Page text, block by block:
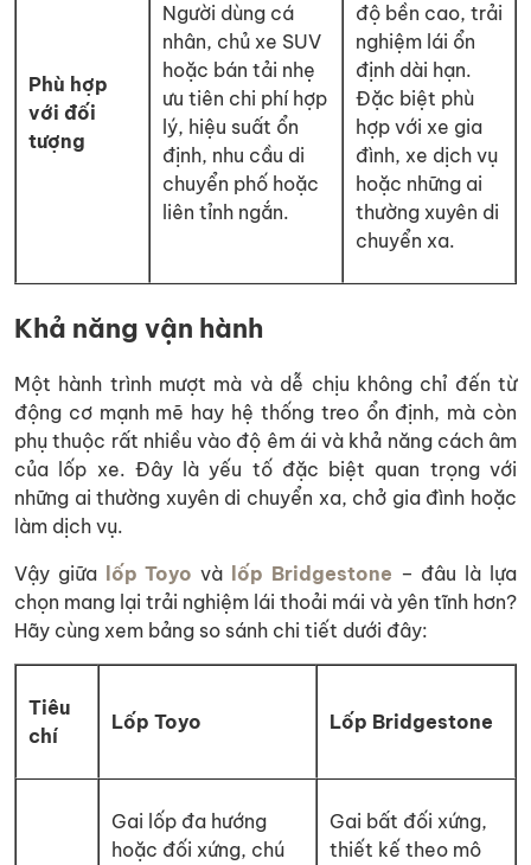
Phù hợp
với đối
tượng
Người dùng cá
nhân, chủ xe SUV
hoặc bán tải nhẹ
ưu tiên chi phí hợp
lý, hiệu suất ổn
định, nhu cầu di
chuyển phố hoặc
liên tỉnh ngắn.
độ bền cao, trải
nghiệm lái ổn
định dài hạn.
Đặc biệt phù
hợp với xe gia
đình, xe dịch vụ
hoặc những ai
thường xuyên di
chuyển xa.
Khả năng vận hành
Một hành trình mượt mà và dễ chịu không chỉ đến từ
động cơ mạnh mẽ hay hệ thống treo ổn định, mà còn
phụ thuộc rất nhiều vào độ êm ái và khả năng cách âm
của lốp xe. Đây là yếu tố đặc biệt quan trọng với
những ai thường xuyên di chuyển xa, chở gia đình hoặc
làm dịch vụ.
Vậy giữa
lốp Toyo và lốp Bridgestone – đâu là lựa
chọn mang lại trải nghiệm lái thoải mái và yên tĩnh hơn?
Hãy cùng xem bảng so sánh chi tiết dưới đây:
Tiêu
chí
Lốp Toyo Lốp Bridgestone
Gai lốp đa hướng
hoặc đối xứng, chú
Gai bất đối xứng,
thiết kế theo mô